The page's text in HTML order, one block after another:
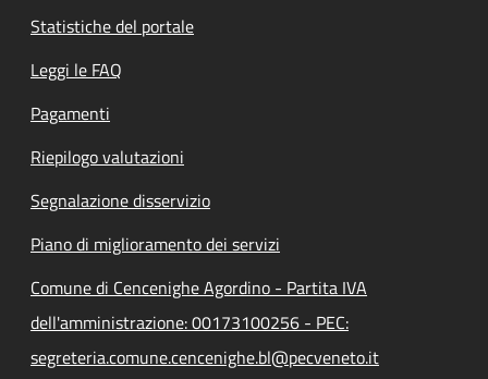
Statistiche del portale
Leggi le FAQ
Pagamenti
Riepilogo valutazioni
Segnalazione disservizio
Piano di miglioramento dei servizi
Comune di Cencenighe Agordino - Partita IVA
dell'amministrazione: 00173100256 - PEC:
segreteria.comune.cencenighe.bl@pecveneto.it